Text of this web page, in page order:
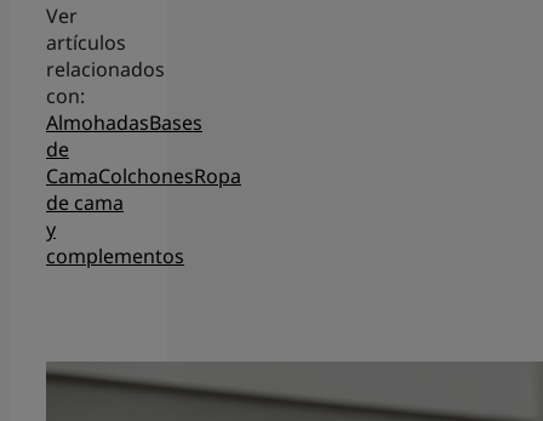
Ver
artículos
relacionados
con:
AlmohadasBases
de
CamaColchonesRopa
de cama
y
complementos